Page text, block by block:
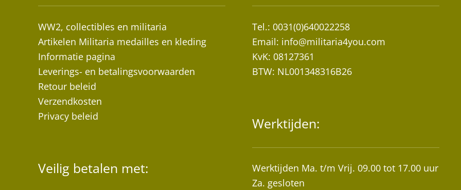
WW2, collectibles en militaria
Artikelen Militaria medailles en kleding
Informatie pagina
Leverings- en betalingsvoorwaarden
Retour beleid
Verzendkosten
Privacy beleid
Veilig betalen met:
Tel.: 0031(0)640022258
Email: info@militaria4you.com
KvK: 08127361
BTW: NL001348316B26
Werktijden:
Werktijden Ma. t/m Vrij. 09.00 tot 17.00 uur
Za. gesloten